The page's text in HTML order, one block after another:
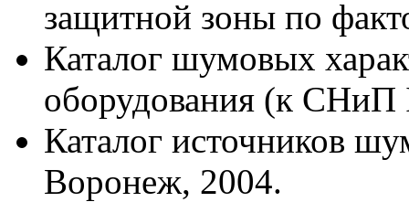
защитной зоны по
Каталог шумовых
оборудования (к
Каталог источников
Воронеж, 2004.